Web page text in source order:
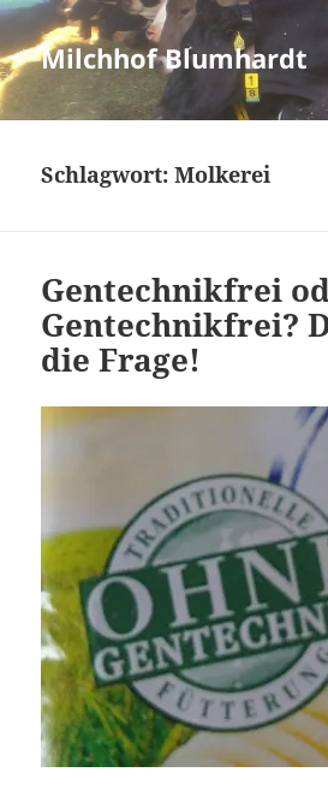
Milchhof Blumhardt
Schlagwort:Molkerei
Gentechnikfrei
Gentechnikfrei?
die Frage!